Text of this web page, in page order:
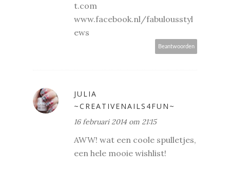
t.com
www.facebook.nl/fabulousstyl
ews
Beantwoorden
JULIA
~CREATIVENAILS4FUN~
16 februari 2014 om 21:15
AWW! wat een coole spulletjes,
een hele mooie wishlist!